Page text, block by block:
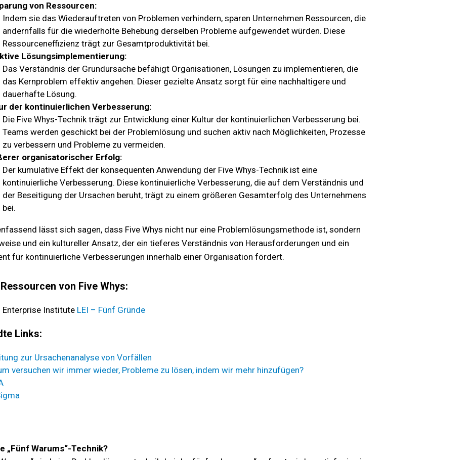
von Ressourcen:
Indem sie das Wiederauftreten von Problemen verhindern, sparen Unternehmen Ressourcen, die
andernfalls für die wiederholte Behebung derselben Probleme aufgewendet würden. Diese
Ressourceneffizienz trägt zur Gesamtproduktivität bei.
Lösungsimplementierung:
Das Verständnis der Grundursache befähigt Organisationen, Lösungen zu implementieren, die
das Kernproblem effektiv angehen. Dieser gezielte Ansatz sorgt für eine nachhaltigere und
dauerhafte Lösung.
der kontinuierlichen Verbesserung:
Die Five Whys-Technik trägt zur Entwicklung einer Kultur der kontinuierlichen Verbesserung bei.
Teams werden geschickt bei der Problemlösung und suchen aktiv nach Möglichkeiten, Prozesse
zu verbessern und Probleme zu vermeiden.
organisatorischer Erfolg:
Der kumulative Effekt der konsequenten Anwendung der Five Whys-Technik ist eine
kontinuierliche Verbesserung. Diese kontinuierliche Verbesserung, die auf dem Verständnis und
der Beseitigung der Ursachen beruht, trägt zu einem größeren Gesamterfolg des Unternehmens
bei.
lässt sich sagen, dass Five Whys nicht nur eine Problemlösungsmethode ist, sondern
und ein kultureller Ansatz, der ein tieferes Verständnis von Herausforderungen und ein
für kontinuierliche Verbesserungen innerhalb einer Organisation fördert.
von Five Whys:
Enterprise Institute LEI – Fünf Gründe
Links:
zur Ursachenanalyse von Vorfällen
versuchen wir immer wieder, Probleme zu lösen, indem wir mehr hinzufügen?
„Fünf Warums“-Technik?